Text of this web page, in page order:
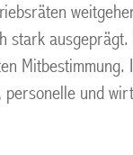
stark ausgeprägt.
personelle und